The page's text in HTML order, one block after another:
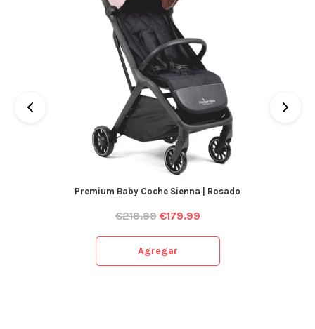
Premium Baby Coche Sienna | Rosado
€219.99 €179.99
Agregar